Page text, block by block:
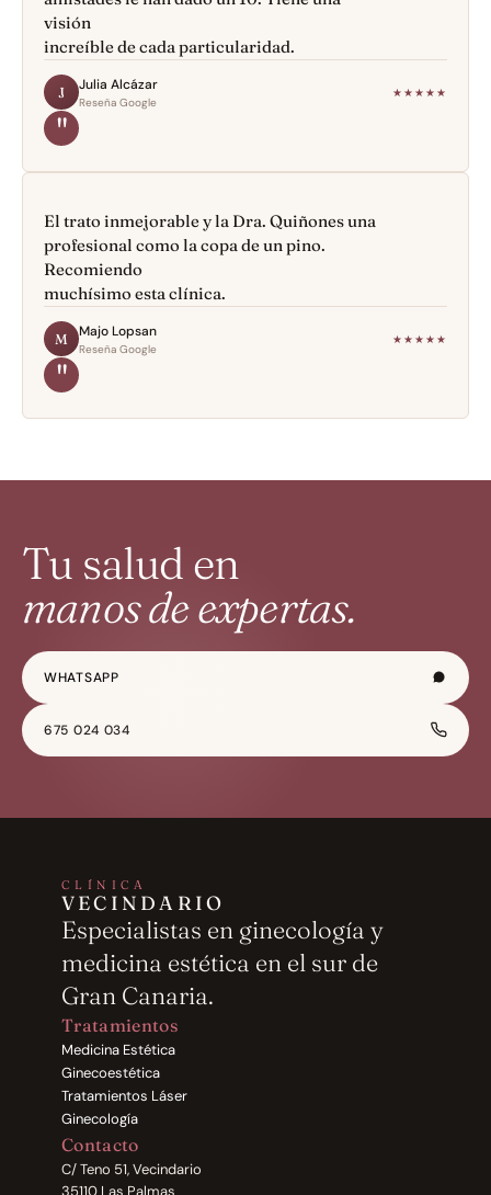
visión
increíble de cada particularidad.
J Julia Alcázar
Reseña Google
★★★★★
"
El trato inmejorable y la Dra. Quiñones una
profesional como la copa de un pino.
Recomiendo
muchísimo esta clínica.
M Majo Lopsan
Reseña Google
★★★★★
"
Tu salud en
manos de expertas.
WHATSAPP
675 024 034
CLÍNICA
VECINDARIO
Especialistas en ginecología y
medicina estética en el sur de
Gran Canaria.
Tratamientos
Medicina Estética
Ginecoestética
Tratamientos Láser
Ginecología
Contacto
C/ Teno 51, Vecindario